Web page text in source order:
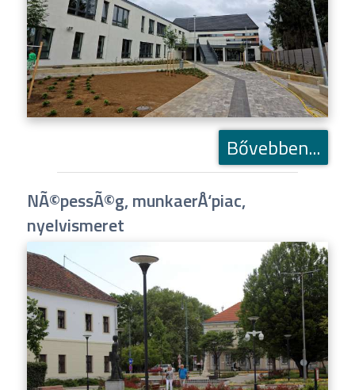
Bővebben...
NÃ©pessÃ©g, munkaerÅ‘piac,
nyelvismeret